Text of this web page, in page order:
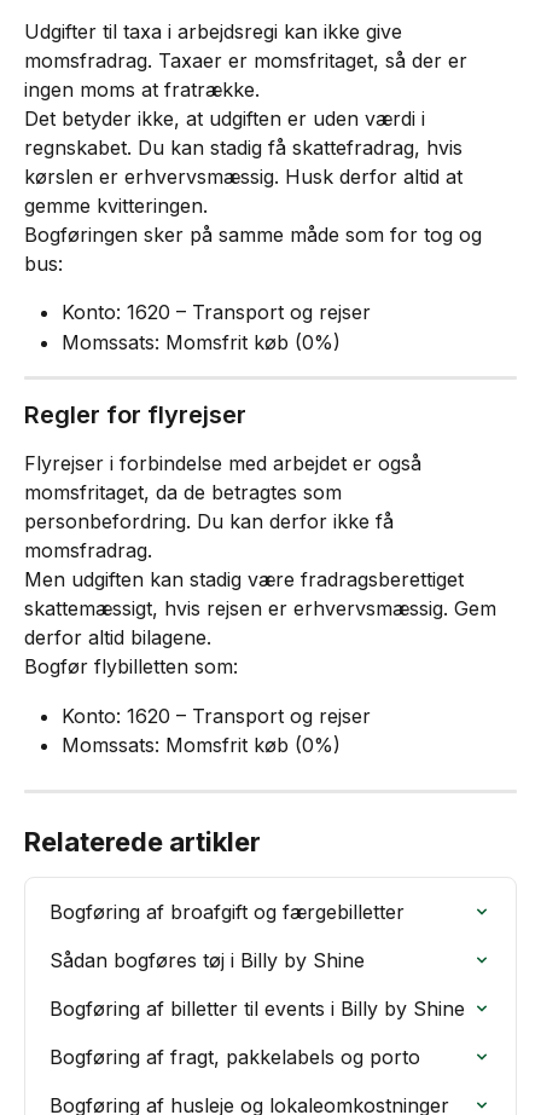
Udgifter til taxa i arbejdsregi kan ikke give
momsfradrag. Taxaer er momsfritaget, så der er
ingen moms at fratrække.
Det betyder ikke, at udgiften er uden værdi i
regnskabet. Du kan stadig få skattefradrag, hvis
kørslen er erhvervsmæssig. Husk derfor altid at
gemme kvitteringen.
Bogføringen sker på samme måde som for tog og
bus:
Konto: 1620 – Transport og rejser
Momssats: Momsfrit køb (0%)
Regler for flyrejser
Flyrejser i forbindelse med arbejdet er også
momsfritaget, da de betragtes som
personbefordring. Du kan derfor ikke få
momsfradrag.
Men udgiften kan stadig være fradragsberettiget
skattemæssigt, hvis rejsen er erhvervsmæssig. Gem
derfor altid bilagene.
Bogfør flybilletten som:
Konto: 1620 – Transport og rejser
Momssats: Momsfrit køb (0%)
Relaterede artikler
Bogføring af broafgift og færgebilletter
Sådan bogføres tøj i Billy by Shine
Bogføring af billetter til events i Billy by Shine
Bogføring af fragt, pakkelabels og porto
Bogføring af husleje og lokaleomkostninger